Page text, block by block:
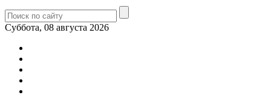
Суббота, 08 августа 2026